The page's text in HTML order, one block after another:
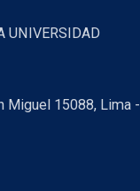
UNIVERSIDAD
Miguel 15088, Lima -